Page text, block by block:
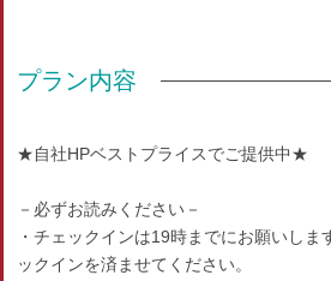
プラン内容
★自社HPベストプライスでご提供中★
－必ずお読みください－
・チェックインは19時までにお願いしま
ックインを済ませてください。